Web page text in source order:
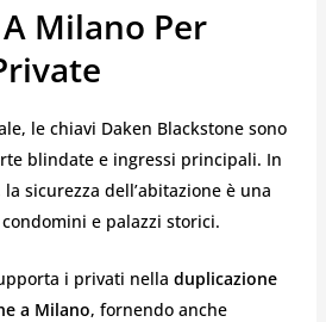
Milano Per
le chiavi Daken Blackstone sono
blindate e ingressi principali. In
sicurezza dell’abitazione è una
e palazzi storici.
i privati nella duplicazione
a Milano, fornendo anche